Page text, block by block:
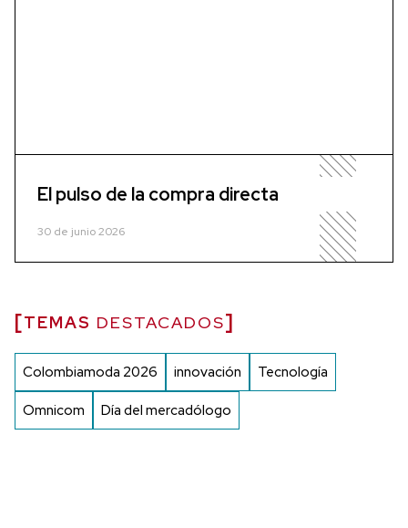
El pulso de la compra directa
30 de junio 2026
TEMAS DESTACADOS
Colombiamoda 2026 innovación Tecnología
Omnicom Día del mercadólogo